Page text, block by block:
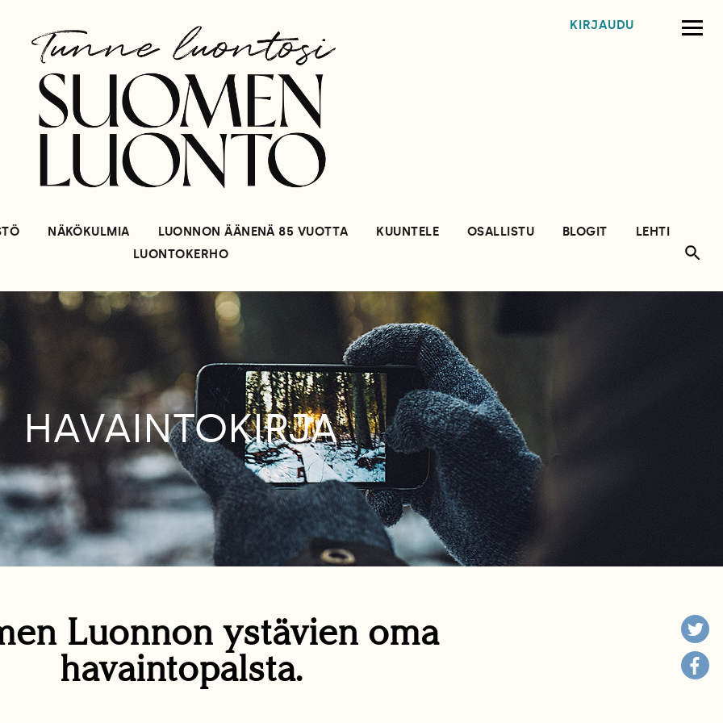
KIRJAUDU
NÄKÖKULMIA LUONNON ÄÄNENÄ 85 VUOTTA KUUNTELE OSALLISTU BLOGIT
LEHTI
LUONTOKERHO
HAVAINTOKIRJA
Luonnon ystävien oma
havaintopalsta.